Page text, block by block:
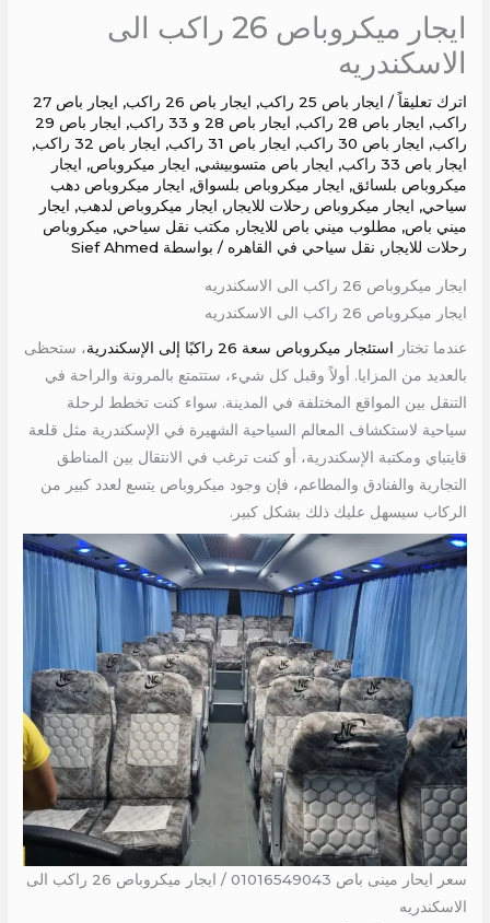
ايجار ميكروباص 26 راكب الى
الاسكندريه
اترك تعليقاً / ايجار باص 25 راكب , ايجار باص 26 راكب ,
ايجار باص 27
راكب, ايجار باص 28 راكب , ايجار باص 28 و 33 راكب ,
ايجار باص 29
راكب, ايجار باص 30 راكب , ايجار باص 31 راكب , ايجار باص 32 راكب
,
ايجار باص 33 راكب
, ايجار باص متسوبيشي, ايجار ميكروباص, ايجار
ميكروباص بلسائق, ايجار ميكروباص بلسواق, ايجار ميكروباص دهب
سياحي, ايجار ميكروباص رحلات للايجار, ايجار ميكروباص لدهب, ايجار
ميني باص, مطلوب ميني باص للايجار, مكتب نقل سياحي, ميكروباص
رحلات للايجار, نقل سياحي في القاهره / بواسطة Sief Ahmed
ايجار ميكروباص 26 راكب الى الاسكندريه
ايجار ميكروباص 26 راكب الى الاسكندريه
عندما تختار استئجار ميكروباص سعة 26 راكبًا إلى الإسكندرية
، ستحظى
بالعديد من المزايا. أولاً وقبل كل شيء، ستتمتع بالمرونة والراحة في
التنقل بين المواقع المختلفة في المدينة. سواء كنت تخطط لرحلة
سياحية لاستكشاف المعالم السياحية الشهيرة في الإسكندرية مثل قلعة
قايتباي ومكتبة الإسكندرية، أو كنت ترغب في الانتقال بين المناطق
التجارية والفنادق والمطاعم، فإن وجود ميكروباص يتسع لعدد كبير من
الركاب سيسهل عليك ذلك بشكل كبير.
سعر ايحار مينى باص 01016549043 / ايجار ميكروباص 26 راكب الى
الاسكندريه